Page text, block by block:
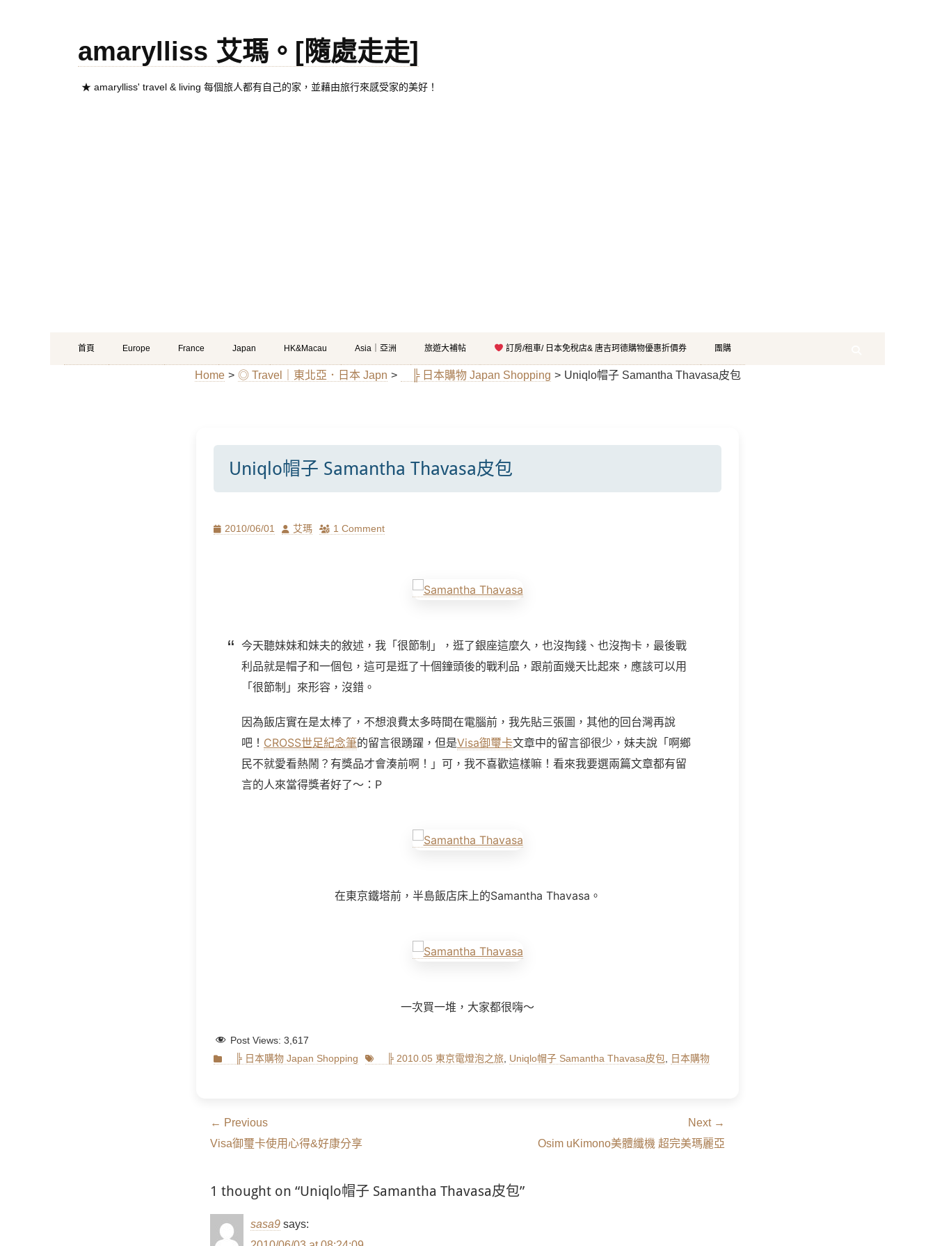
amarylliss 艾瑪。[隨處走走]
★ amarylliss' travel & living 每個旅人都有自己的家，並藉由旅行來感受家的美好！
Primary
Menu
Skip
to
首頁 Europe France Japan HK&Macau Asia｜亞洲 旅遊大補帖 訂房/租車/ 日本免稅店& 唐吉珂德購物優惠折價券 團購
Home > ◎ Travel｜東北亞．日本 Japn > ╠ 日本購物 Japan Shopping > Uniqlo帽子 Samantha Thavasa皮包
Uniqlo帽子 Samantha Thavasa皮包
Posted
2010/06/01 Author
艾瑪 1 Comment
今天聽妹妹和妹夫的敘述，我「很節制」，逛了銀座這麼久，也沒掏錢、也沒掏卡，最後戰
利品就是帽子和一個包，這可是逛了十個鐘頭後的戰利品，跟前面幾天比起來，應該可以用
「很節制」來形容，沒錯。
因為飯店實在是太棒了，不想浪費太多時間在電腦前，我先貼三張圖，其他的回台灣再說
吧！ CROSS世足紀念筆的留言很踴躍，但是Visa御璽卡文章中的留言卻很少，妹夫說「啊鄉
民不就愛看熱鬧？有獎品才會湊前啊！」可，我不喜歡這樣嘛！看來我要選兩篇文章都有留
言的人來當得獎者好了～：P
在東京鐵塔前，半島飯店床上的Samantha Thavasa。
一次買一堆，大家都很嗨～
Post Views: 3,617
Categories
╠ 日本購物 Japan Shopping Tags ╠ 2010.05 東京電燈泡之旅 Uniqlo帽子 Samantha Thavasa皮包 日本購物
文
章
覽
← Previous
Previous
Visa御璽卡使用心得&好康分享
Next →
Osim uKimono美體纖機 超完美瑪麗亞
1 thought on “Uniqlo帽子 Samantha Thavasa皮包”
sasa9 says: